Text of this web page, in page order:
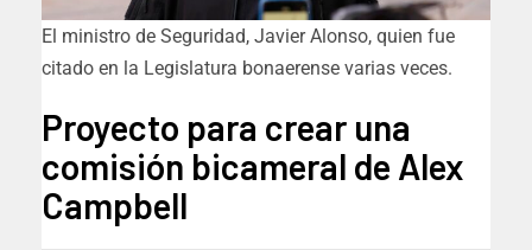
El ministro de Seguridad, Javier Alonso, quien fue
citado en la Legislatura bonaerense varias veces.
Proyecto para crear una
comisión bicameral de Alex
Campbell